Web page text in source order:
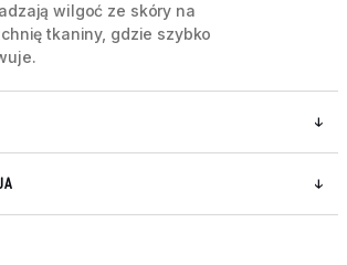
wilgoć ze skóry na
tkaniny, gdzie szybko